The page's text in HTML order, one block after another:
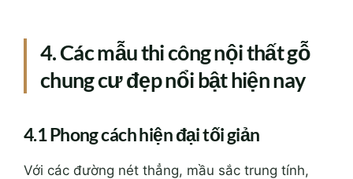
4. Các mẫu thi công nội thất gỗ
chung cư đẹp nổi bật hiện nay
4.1 Phong cách hiện đại tối giản
Với các đường nét thẳng, mầu sắc trung tính,